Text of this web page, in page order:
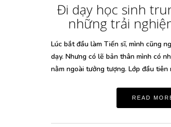
Đi dạy học sinh
những trải
Lúc bắt đầu làm Tiến sĩ, mình cũng
dạy. Nhưng có lẽ bản thân mình có
nằm ngoài tưởng tượng. Lớp đầu
READ